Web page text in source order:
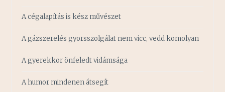
A cégalapítás is kész művészet
A gázszerelés gyorsszolgálat nem vicc, vedd komolyan
A gyerekkor önfeledt vidámsága
A humor mindenen átsegít